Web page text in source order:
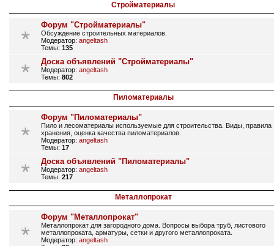
Стройматериалы
Форум "Стройматериалы"
Обсуждение строительных материалов.
Модератор: angeltash
Темы: 135
Доска объявлений "Стройматериалы"
Модератор: angeltash
Темы: 802
Пиломатериалы
Форум "Пиломатериалы"
Пило и лесоматериалы используемые для строительства. Виды, правила
хранения, оценка качества пиломатериалов.
Модератор: angeltash
Темы: 17
Доска объявлений "Пиломатериалы"
Модератор: angeltash
Темы: 217
Металлопрокат
Форум "Металлопрокат"
Металлопрокат для загородного дома. Вопросы выбора труб, листового
металлопроката, арматуры, сетки и другого металлопроката.
Модератор: angeltash